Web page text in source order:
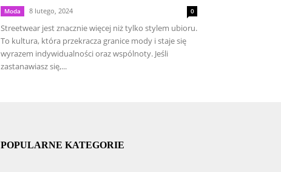
Moda 8 lutego, 2024 0
Streetwear jest znacznie więcej niż tylko stylem ubioru.
To kultura, która przekracza granice mody i staje się
wyrazem indywidualności oraz wspólnoty. Jeśli
zastanawiasz się,...
POPULARNE KATEGORIE